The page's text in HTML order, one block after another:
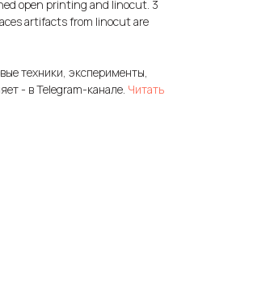
open printing and linocut. 3
artifacts from linocut are
техники, эксперименты,
- в Telegram-канале. Читать